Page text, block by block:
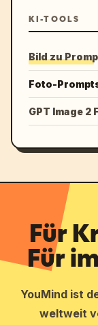
KI-TOOLS
Bild zu
Foto-
GPT Image 2
Für
Für
YouMind ist
weltweit